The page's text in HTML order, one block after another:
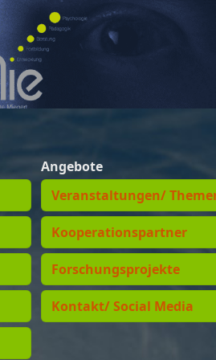
Angebote
Veranstaltungen/
Kooperationspartner
Forschungsprojekte
Kontakt/ Social Media